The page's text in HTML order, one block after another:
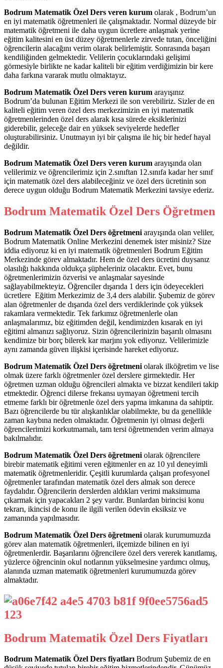
Bodrum Matematik Özel Ders veren kurum olarak , Bodrum’un
en iyi matematik öğretmenleri ile çalışmaktadır. Normal düzeyde bir
matematik öğretmeni ile daha uygun ücretlere anlaşmak yerine
eğitim kalitesini en üst düzey öğretmenlerle zirvede tutan, önceliğini
öğrencilerin alacağını verim olarak belirlemiştir. Sonrasında başarı
kendiliğinden gelmektedir. Velilerin çocuklarındaki gelişimi
görmesiyle birlikte ne kadar kaliteli bir eğitim verdiğimizin bir kere
daha farkına vararak mutlu olmaktayız.
Bodrum Matematik Özel Ders veren kurum arayışınız
Bodrum’da bulunan Eğitim Merkezi ile son verebiliriz. Sizler de en
kaliteli eğitim veren özel ders merkezimizin en iyi matematik
öğretmenlerinden özel ders alarak kısa sürede eksiklerinizi
giderebilir, geleceğe dair en yüksek seviyelerde hedefler
oluşturabilirsiniz. Unutmayın iyi bir çalışma ile hiç bir hedef hayal
değildir.
Bodrum Matematik Özel Ders veren kurum arayışında olan
velilerimiz ve öğrencilerimiz için 2.sınıftan 12.sınıfa kadar her sınıf
için matematik özel ders alabileceğiniz ve özel ders ücretinin son
derece uygun olduğu Bodrum Matematik Merkezini tavsiye ederiz.
Bodrum Matematik Özel Ders Öğretmen
Bodrum Matematik Özel Ders öğretmeni arayışında olan veliler,
Bodrum Matematik Online Merkezini denemek ister misiniz? Size
iddia ediyoruz ki en iyi matematik öğretmenleri Bodrum Eğitim
Merkezinde görev almaktadır. Hem de özel ders ücretini duysanız
olasılığı hakkında oldukça şüpheleriniz olacaktır. Evet, bunu
öğretmenlerimizin özverisi ve anlaşmalar sayesinde
sağlayabilmekteyiz. Öğrenciler dışarıda 1 ders için ödeyecekleri
ücretlere Eğitim Merkezimiz de 3,4 ders alabilir. Şubemiz de görev
alan öğretmenler de dışarıda özel ders verdiklerinde çok yüksek
rakamlara vermektedir. Tek farkımız öğretmenlerle olan
anlaşmalarımız, biz eğitimden değil, kendimizden kısarak en iyi
eğitimi almanızı sağlıyoruz. Sizin öğrencilerinizin başarılı olmasını
kendimize bir borç bilerek kar marjını yok ediyoruz. Velilerimizle
aynı zamanda güven ilişkisi içerisinde hareket ediyoruz.
Bodrum Matematik Özel Ders öğretmeni olarak ilköğretim ve lise
olmak üzere farklı öğretmenler özel derslere girmektedir. Her
öğretmen uzman olduğu öğrencileri almakta ve bizzat kendileri takip
etmektedir. Öğrenci dilerse frekansı uymayan öğretmeni tercih
etmeme farklı bir öğretmenle özel ders yapma imkanına da sahiptir.
Bazı öğrencilerde bu tür alışkanlıklar olabilmekte, bu da genellikle
zaman kaybına neden olmaktadır. Öğretmenin iyi olması değerli
öğrencilerimizi korkutmamalı, tam tersi öğretmenden verim almaya
bakılmalıdır.
Bodrum Matematik Özel Ders öğretmeni olarak öğrencilere
birebir matematik eğitimi veren eğitmenler en az 10 yıl deneyimli
matematik öğretmenleridir. Çeşitli kurumlarda çalışan profesyonel
öğretmenler tarafından matematik özel ders almak son derece
faydalıdır. Öğrencilerin derslerden aldıkları verimi maksimuma
çıkarmak için yapacakları 2 şey vardır. Bunlardan birincisi konu
tekrarı, ikincisi de konu ile ilgili verilen ödevin eksiksiz ve
zamanında yapılmasıdır.
Bodrum Matematik Özel Ders öğretmeni olarak kurumumuzda
görev alan matematik öğretmenleri, ilçemizde bilinen en iyi
öğretmenlerdir. Başarılarını öğrencilere özel ders vererek kanıtlamış,
yüzlerce öğrencinin okul notlarının yükselmesine yardımcı olmuş,
alanında uzman matematik öğretmenleri kurumumuzda görev
almaktadır.
Bodrum Matematik Özel Ders Fiyatları
Bodrum Matematik Özel Ders fiyatlarıBodrum Şubemiz de en